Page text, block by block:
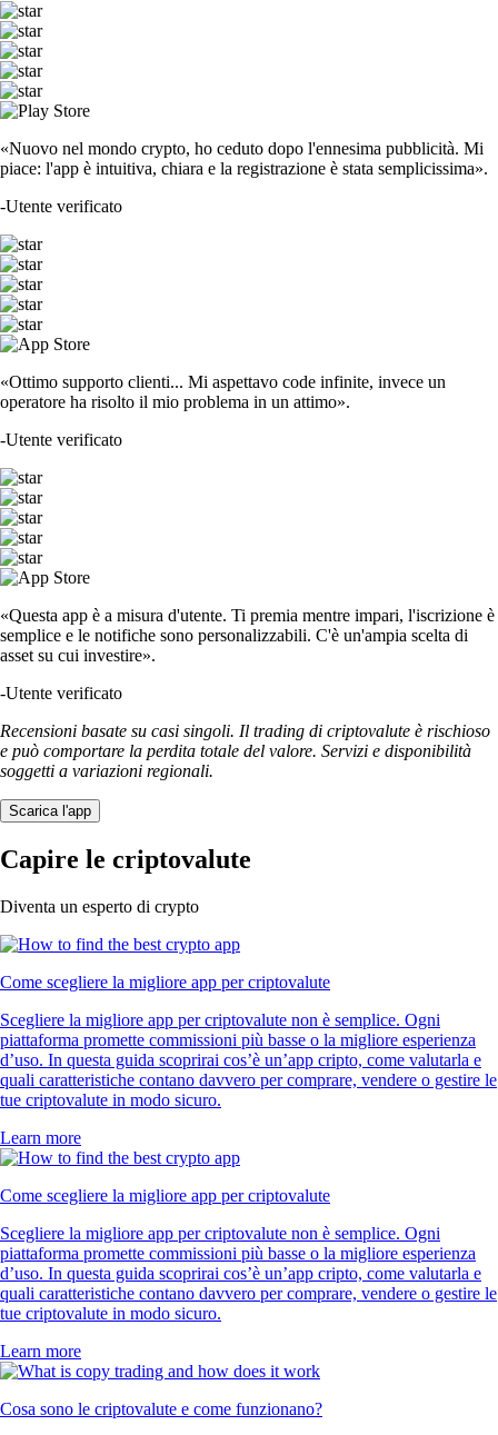
«Nuovo nel mondo crypto, ho ceduto dopo l'ennesima pubblicità. Mi
piace: l'app è intuitiva, chiara e la registrazione è stata semplicissima».
-Utente verificato
«Ottimo supporto clienti... Mi aspettavo code infinite, invece un
operatore ha risolto il mio problema in un attimo».
-Utente verificato
«Questa app è a misura d'utente. Ti premia mentre impari, l'iscrizione è
semplice e le notifiche sono personalizzabili. C'è un'ampia scelta di
asset su cui investire».
-Utente verificato
Recensioni basate su casi singoli. Il trading di criptovalute è rischioso
e può comportare la perdita totale del valore. Servizi e disponibilità
soggetti a variazioni regionali.
Scarica l'app
Capire le criptovalute
Diventa un esperto di crypto
Come scegliere la migliore app per criptovalute
Scegliere la migliore app per criptovalute non è semplice. Ogni
piattaforma promette commissioni più basse o la migliore esperienza
d’uso. In questa guida scoprirai cos’è un’app cripto, come valutarla e
quali caratteristiche contano davvero per comprare, vendere o gestire le
tue criptovalute in modo sicuro.
Learn more
Come scegliere la migliore app per criptovalute
Scegliere la migliore app per criptovalute non è semplice. Ogni
piattaforma promette commissioni più basse o la migliore esperienza
d’uso. In questa guida scoprirai cos’è un’app cripto, come valutarla e
quali caratteristiche contano davvero per comprare, vendere o gestire le
tue criptovalute in modo sicuro.
Learn more
Cosa sono le criptovalute e come funzionano?